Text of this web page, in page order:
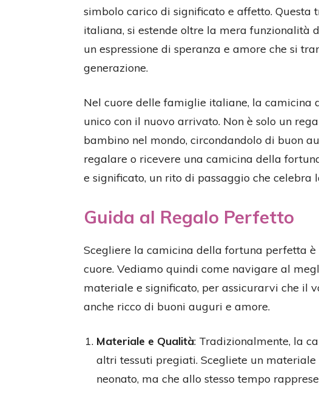
simbolo carico di significato e affetto.
italiana, si estende oltre la mera funzionalità
un espressione di speranza e amore che si
generazione.
Nel cuore delle famiglie italiane, la camicina
unico con il nuovo arrivato. Non è solo un
bambino nel mondo, circondandolo di buon
regalare o ricevere una camicina della
e significato, un rito di passaggio che celebra
Guida al Regalo Perfetto
Scegliere la camicina della fortuna perfetta è
cuore. Vediamo quindi come navigare al
materiale e significato, per assicurarvi che il
anche ricco di buoni auguri e amore.
Materiale e Qualità: Tradizionalmente, la
altri tessuti pregiati. Scegliete un
neonato, ma che allo stesso tempo